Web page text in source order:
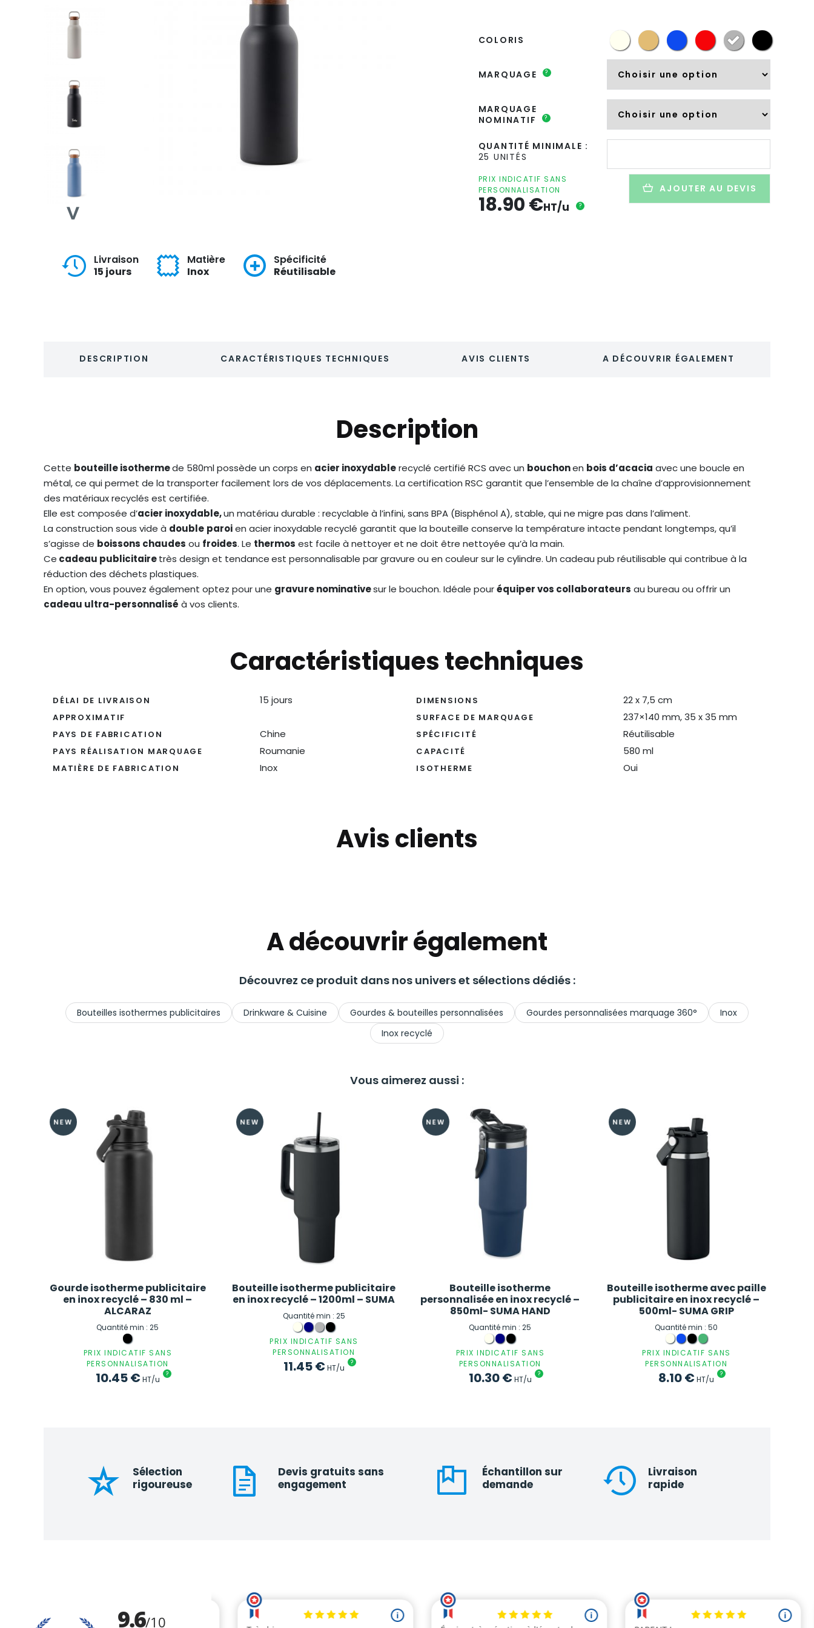
Livraison
15 jours
Matière
Inox
Spécificité
Réutilisable
COLORIS
MARQUAGE ?
MARQUAGE
NOMINATIF
?
QUANTITÉ MINIMALE :
25 UNITÉS
quantité
Bouteille
isotherme
personnalisée
PRIX INDICATIF SANS
PERSONNALISATION
18.90€HT/u ?
AJOUTER AU DEVIS
DESCRIPTION CARACTÉRISTIQUES TECHNIQUES AVIS CLIENTS A DÉCOUVRIR ÉGALEMENT
Description
Cette bouteille isothermede 580ml possède un corps en acier inoxydablerecyclé certifié RCS avec un bouchonen bois d’acacia avec une boucle en
métal, ce qui permet de la transporter facilement lors de vos déplacements. La certification RSC garantit que l’ensemble de la chaîne d’approvisionnement
des matériaux recyclés est certifiée.
Elle est composée d’acier inoxydable,un matériau durable : recyclable à l’infini, sans BPA (Bisphénol A), stable, qui ne migre pas dans l’aliment.
La construction sous vide à double paroien acier inoxydable recyclé garantit que la bouteille conserve la température intacte pendant longtemps, qu’il
s’agisse de boissons chaudes ou froides. Le thermos est facile à nettoyer et ne doit être nettoyée qu’à la main.
Ce cadeau publicitairetrès design et tendanceest personnalisable par gravure ou en couleur sur le cylindre. Un cadeau pub réutilisable qui contribue à la
réduction des déchets plastiques.
En option, vous pouvez également optez pour une gravure nominativesur le bouchon. Idéale pouréquiper vos collaborateurs au bureau ou offrir un
cadeau ultra-personnalisé à vos clients.
Caractéristiques techniques
DÉLAI DE LIVRAISON
APPROXIMATIF
15 jours
PAYS DE FABRICATION Chine
PAYS RÉALISATION MARQUAGE Roumanie
MATIÈRE DE FABRICATION Inox
DIMENSIONS 22 x 7,5 cm
SURFACE DE MARQUAGE 237×140 mm, 35 x 35 mm
SPÉCIFICITÉ Réutilisable
CAPACITÉ 580 ml
ISOTHERME Oui
Avis clients
A découvrir également
Découvrez ce produit dans nos univers et sélections dédiés :
Bouteilles isothermes publicitaires Drinkware & Cuisine Gourdes & bouteilles personnalisées Gourdes personnalisées marquage 360°
Inox
Inox recyclé
Vous aimerez aussi :
Gourde isotherme publicitaire
en inox recyclé – 830 ml –
ALCARAZ
Quantité min : 25
PRIX INDICATIF SANS
PERSONNALISATION
10.45€HT/u
?
Bouteille isotherme publicitaire
en inox recyclé – 1200ml – SUMA
Quantité min : 25
PRIX INDICATIF SANS
PERSONNALISATION
11.45€HT/u
?
Bouteille isotherme
personnalisée en inox recyclé –
850ml- SUMA HAND
Quantité min : 25
PRIX INDICATIF SANS
PERSONNALISATION
10.30€HT/u
?
Bouteille isotherme avec paille
publicitaire en inox recyclé –
500ml- SUMA GRIP
Quantité min : 50
PRIX INDICATIF SANS
PERSONNALISATION
8.10€HT/u
?
Sélection
rigoureuse
Devis gratuits sans
engagement
Échantillon sur
demande
Livraison
rapide